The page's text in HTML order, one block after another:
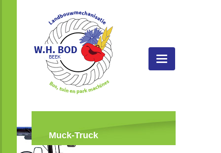
Toggle
navigatie
Muck-Truck